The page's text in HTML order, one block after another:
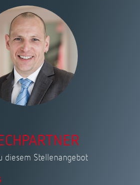
diesem Stellenangebot